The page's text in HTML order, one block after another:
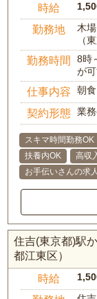
時給
勤務地
木
（
勤務時間
8時
が
仕事内容 朝
契約形態 業
スキマ時間勤務OK
扶養内OK
高収
お手伝いさんの求人
住吉(東京都)駅
都江東区）
時給